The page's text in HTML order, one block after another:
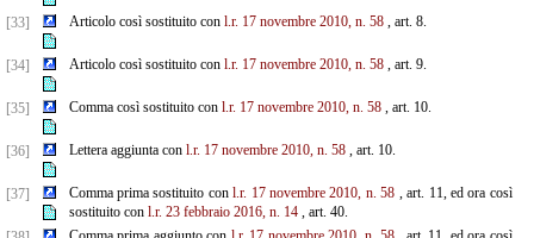
[33] Articolo così sostituito con l.r. 17 novembre 2010, n. 58, art. 8.
[34] Articolo così sostituito con l.r. 17 novembre 2010, n. 58, art. 9.
[35] Comma così sostituito con l.r. 17 novembre 2010, n. 58, art. 10.
[36] Lettera aggiunta con l.r. 17 novembre 2010, n. 58, art. 10.
[37] Comma prima sostituito conl.r. 17 novembre 2010, n. 58 , art. 11, ed ora così
sostituito con l.r. 23 febbraio 2016, n. 14, art. 40.